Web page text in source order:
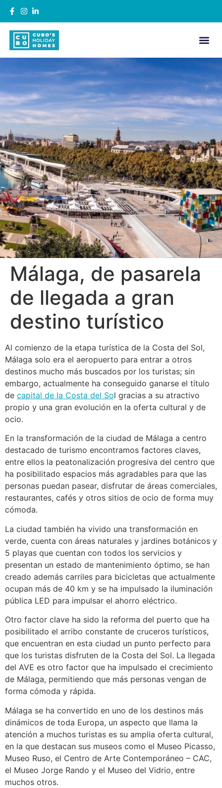
Málaga, de pasarela
de llegada a gran
destino turístico
Al comienzo de la etapa turística de la Costa del Sol,
Málaga solo era el aeropuerto para entrar a otros
destinos mucho más buscados por los turistas; sin
embargo, actualmente ha conseguido ganarse el título
de capital de la Costa del Sol gracias a su atractivo
propio y una gran evolución en la oferta cultural y de
ocio.
En la transformación de la ciudad de Málaga a centro
destacado de turismo encontramos factores claves,
entre ellos la peatonalización progresiva del centro que
ha posibilitado espacios más agradables para que las
personas puedan pasear, disfrutar de áreas comerciales,
restaurantes, cafés y otros sitios de ocio de forma muy
cómoda.
La ciudad también ha vivido una transformación en
verde, cuenta con áreas naturales y jardines botánicos y
5 playas que cuentan con todos los servicios y
presentan un estado de mantenimiento óptimo, se han
creado además carriles para bicicletas que actualmente
ocupan más de 40 km y se ha impulsado la iluminación
pública LED para impulsar el ahorro eléctrico.
Otro factor clave ha sido la reforma del puerto que ha
posibilitado el arribo constante de cruceros turísticos,
que encuentran en esta ciudad un punto perfecto para
que los turistas disfruten de la Costa del Sol. La llegada
del AVE es otro factor que ha impulsado el crecimiento
de Málaga, permitiendo que más personas vengan de
forma cómoda y rápida.
Málaga se ha convertido en uno de los destinos más
dinámicos de toda Europa, un aspecto que llama la
atención a muchos turistas es su amplia oferta cultural,
en la que destacan sus museos como el Museo Picasso,
Museo Ruso, el Centro de Arte Contemporáneo – CAC,
el Museo Jorge Rando y el Museo del Vidrio, entre
muchos otros.